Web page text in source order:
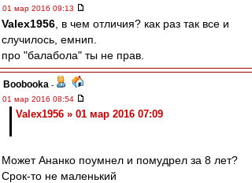
01 мар 2016 09:13
Valex1956 , в чем отличия? как раз так все и
случилось, емнип.
про "балабола" ты не прав.
Boobooka -
01 мар 2016 08:54
Valex1956 » 01 мар 2016 07:09
Может Ананко поумнел и помудрел за 8 лет?
Срок-то не маленький